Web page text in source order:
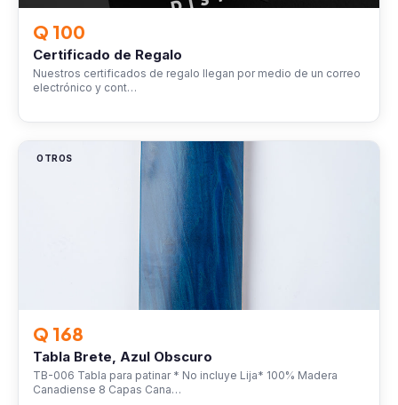
Q 100
Certificado de Regalo
Nuestros certificados de regalo llegan por medio de un correo
electrónico y cont…
OTROS
Q 168
Tabla Brete, Azul Obscuro
TB-006 Tabla para patinar * No incluye Lija* 100% Madera
Canadiense 8 Capas Cana…